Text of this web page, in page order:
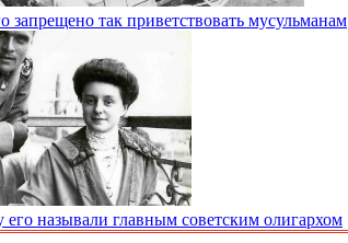
запрещено так приветствовать мусульманам
называли главным советским олигархом